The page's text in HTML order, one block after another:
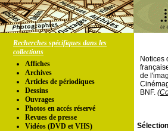
Recherches spécifiques dans les
collections
Affiches
Archives
Articles de périodiques
Dessins
Ouvrages
Photos en accés réservé
Revues de presse
Vidéos (DVD et VHS)
Notices
de
BNF.